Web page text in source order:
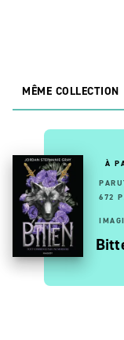
MÊME COLLECTION
À
672